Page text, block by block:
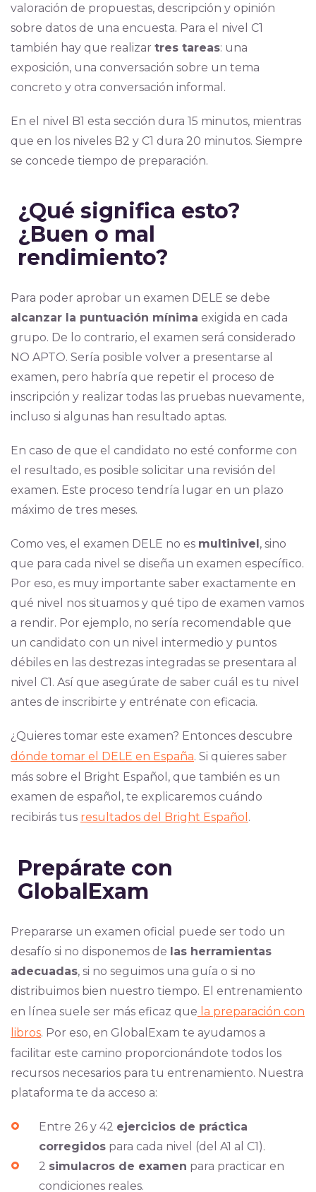
valoración de propuestas, descripción y opinión
sobre datos de una encuesta. Para el nivel C1
también hay que realizar tres tareas: una
exposición, una conversación sobre un tema
concreto y otra conversación informal.
En el nivel B1 esta sección dura 15 minutos, mientras
que en los niveles B2 y C1 dura 20 minutos. Siempre
se concede tiempo de preparación.
¿Qué significa esto?
¿Buen o mal
rendimiento?
Para poder aprobar un examen DELE se debe
alcanzar la puntuación mínima exigida en cada
grupo. De lo contrario, el examen será considerado
NO APTO. Sería posible volver a presentarse al
examen, pero habría que repetir el proceso de
inscripción y realizar todas las pruebas nuevamente,
incluso si algunas han resultado aptas.
En caso de que el candidato no esté conforme con
el resultado, es posible solicitar una revisión del
examen. Este proceso tendría lugar en un plazo
máximo de tres meses.
Como ves, el examen DELE no es multinivel, sino
que para cada nivel se diseña un examen específico.
Por eso, es muy importante saber exactamente en
qué nivel nos situamos y qué tipo de examen vamos
a rendir. Por ejemplo, no sería recomendable que
un candidato con un nivel intermedio y puntos
débiles en las destrezas integradas se presentara al
nivel C1. Así que asegúrate de saber cuál es tu nivel
antes de inscribirte y entrénate con eficacia.
¿Quieres tomar este examen? Entonces descubre
dónde tomar el DELE en España. Si quieres saber
más sobre el Bright Español, que también es un
examen de español, te explicaremos cuándo
recibirás tus resultados del Bright Español .
Prepárate con
GlobalExam
Prepararse un examen oficial puede ser todo un
desafío si no disponemos de las herramientas
adecuadas, si no seguimos una guía o si no
distribuimos bien nuestro tiempo. El entrenamiento
en línea suele ser más eficaz que la preparación con
libros. Por eso, en GlobalExam te ayudamos a
facilitar este camino proporcionándote todos los
recursos necesarios para tu entrenamiento. Nuestra
plataforma te da acceso a:
Entre 26 y 42 ejercicios de práctica
corregidos para cada nivel (del A1 al C1).
2 simulacros de examen para practicar en
condiciones reales.